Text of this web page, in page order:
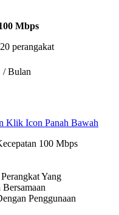
Mbps
perangakat
/ Bulan
Klik Icon Panah Bawah
100 Mbps
Yang
Penggunaan